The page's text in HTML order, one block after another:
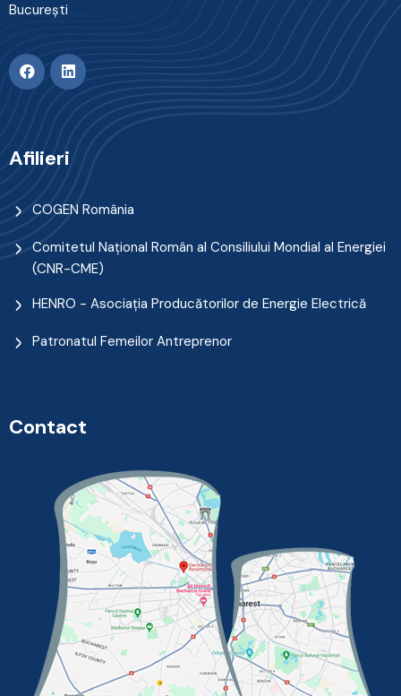
Bucureşti
Afilieri
COGEN România
Comitetul Naţional Român al Consiliului Mondial al Energiei
(CNR-CME)
HENRO - Asociația Producătorilor de Energie Electrică
Patronatul Femeilor Antreprenor
Contact